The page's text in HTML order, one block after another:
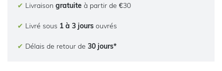
✔ Livraison gratuite à partir de €30
✔ Livré sous 1 à 3 jours ouvrés
✔ Délais de retour de 30 jours*